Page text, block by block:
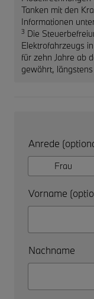
Tanken mit den
Informationen
3 Die
Elektrofahrzeugs
für zehn Jahre ab
gewährt,
Anrede
Frau
Vorname
Nachname